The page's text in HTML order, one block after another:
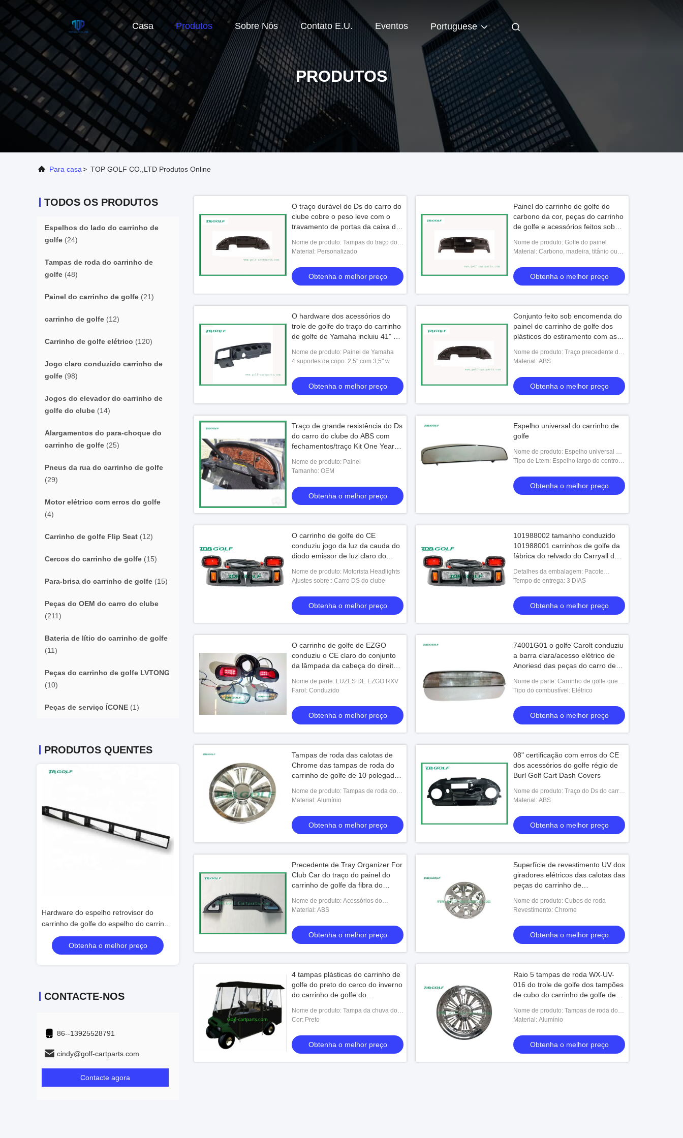
Casa Produtos Sobre Nós Contato E.U. Eventos Portuguese
PRODUTOS
Para casa> TOP GOLF CO.,LTD Produtos Online
TODOS OS PRODUTOS
Espelhos do lado do carrinho de
golfe (24)
Tampas de roda do carrinho de
golfe (48)
Painel do carrinho de golfe (21)
carrinho de golfe (12)
Carrinho de golfe elétrico (120)
Jogo claro conduzido carrinho de
golfe (98)
Jogos do elevador do carrinho de
golfe do clube (14)
Alargamentos do para-choque do
carrinho de golfe (25)
Pneus da rua do carrinho de golfe
(29)
Motor elétrico com erros do golfe
(4)
Carrinho de golfe Flip Seat (12)
Cercos do carrinho de golfe (15)
Para-brisa do carrinho de golfe (15)
Peças do OEM do carro do clube
(211)
Bateria de lítio do carrinho de golfe
(11)
Peças do carrinho de golfe LVTONG
(10)
Peças de serviço ÍCONE (1)
PRODUTOS QUENTES
Hardware do espelho retrovisor do
carrinho de golfe do espelho do carrinho
de golfe de 5 painéis/180 graus incluído
Obtenha o melhor preço
48V 4KW Carrinhos elétricos legais de
Borda SUPERIOR preta do jogo 14x7
carrinho de golfe
Obtenha o melhor preço
Pneu de carrinho de golfe TOP 22*10-14
Obtenha o melhor preço
Carro para a frente do clube do
Obtenha o melhor preço
CONTACTE-NOS
86--13925528791
cindy@golf-cartparts.com
Contacte agora
O traço durável do Ds do carro do
clube cobre o peso leve com o
travamento de portas da caixa de
Nome de produto: Tampas do traço do
carro do clube
Material: Personalizado
Obtenha o melhor preço
Painel do carrinho de golfe do
carbono da cor, peças do carrinho
de golfe e acessórios feitos sob
Nome de produto: Golfe do painel
Material: Carbono, madeira, titânio ou
Obtenha o melhor preço
O hardware dos acessórios do
trole de golfe do traço do carrinho
de golfe de Yamaha incluiu 41" L
Nome de produto: Painel de Yamaha
4 suportes de copo: 2,5" com 3,5" w
Obtenha o melhor preço
Conjunto feito sob encomenda do
painel do carrinho de golfe dos
plásticos do estiramento com as
Nome de produto: Traço precedente do
carro do clube
Material: ABS
Obtenha o melhor preço
Traço de grande resistência do Ds
do carro do clube do ABS com
fechamentos/traço Kit One Years
Nome de produto: Painel
Tamanho: OEM
Obtenha o melhor preço
Espelho universal do carrinho de
golfe
Nome de produto: Espelho universal do
lado do carrinho de golfe
Tipo de Ltem: Espelho largo do centro
Obtenha o melhor preço
O carrinho de golfe do CE
conduziu jogo da luz da cauda do
diodo emissor de luz claro do
jogo
Nome de produto: Motorista Headlights
Ajustes sobre:: Carro DS do clube
Obtenha o melhor preço
101988002 tamanho conduzido
101988001 carrinhos de golfe da
fábrica do relvado do Carryall do
faróis laterais aptos
Detalhes da embalagem: Pacote
exportado qualidade da altura
Tempo de entrega: 3 DIAS
Obtenha o melhor preço
O carrinho de golfe de EZGO
conduziu o CE claro do conjunto
da lâmpada da cabeça do direito
Nome de parte: LUZES DE EZGO RXV
Farol: Conduzido
Obtenha o melhor preço
74001G01 o golfe Carolt conduziu
a barra clara/acesso elétrico de
Anoriesd das peças do carro de
Nome de parte: Carrinho de golfe que
prende Kit Multi
Tipo do combustível: Elétrico
Obtenha o melhor preço
Tampas de roda das calotas de
Chrome das tampas de roda do
carrinho de golfe de 10 polegadas
Nome de produto: Tampas de roda do
carro do golfe
Material: Alumínio
Obtenha o melhor preço
08" certificação com erros do CE
dos acessórios do golfe régio de
Burl Golf Cart Dash Covers
Nome de produto: Traço do Ds do carro
do clube
Material: ABS
Obtenha o melhor preço
Precedente de Tray Organizer For
Club Car do traço do painel do
carrinho de golfe da fibra do
Nome de produto: Acessórios do
carrinho de golfe
Material: ABS
Obtenha o melhor preço
Superfície de revestimento UV dos
giradores elétricos das calotas das
peças do carrinho de
Nome de produto: Cubos de roda
Revestimento: Chrome
Obtenha o melhor preço
4 tampas plásticas do carrinho de
golfe do preto do cerco do inverno
do carrinho de golfe do
Nome de produto: Tampa da chuva do
carrinho de golfe
Cor: Preto
Obtenha o melhor preço
Raio 5 tampas de roda WX-UV-
016 do trole de golfe dos tampões
de cubo do carrinho de golfe de
Nome de produto: Tampas de roda do
carro do golfe
Material: Alumínio
Obtenha o melhor preço